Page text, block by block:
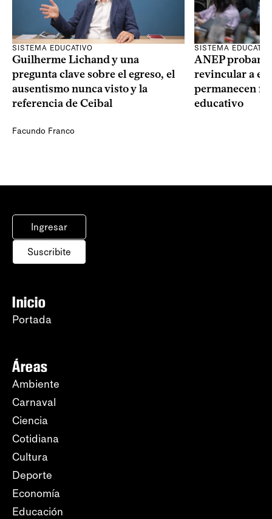
SISTEMA EDUCATIVO
Guilherme Lichand y una
pregunta clave sobre el egreso, el
ausentismo nunca visto y la
referencia de Ceibal
Facundo Franco
SISTEMA
ANEP probará
revincular a
permanecen
educativo
Ingresar
Suscribite
Inicio
Portada
Áreas
Ambiente
Carnaval
Ciencia
Cotidiana
Cultura
Deporte
Economía
Educación